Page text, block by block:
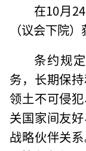
在10月
（议会下院）
条约规
务，长期保
领土不可侵
关国家间友
战略伙伴关